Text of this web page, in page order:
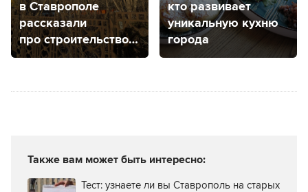
в Ставрополе
рассказали
про строительство
гимназии
кладбище
кто развивает
уникальную кухню
города
Также вам может быть интересно:
Тест: узнаете ли вы Ставрополь на старых